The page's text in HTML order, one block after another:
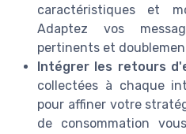
caractéristiques et
Adaptez vos
pertinents et
Intégrer les retours
collectées à chaque
pour affiner votre
de consommation